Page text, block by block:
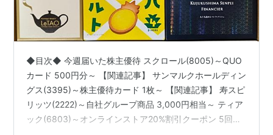
◆目次◆ 今週届いた株主優待 スクロール(8005)～QUO
カード 500円分～ 【関連記事】 サンマルクホールディン
グス(3395)～株主優待カード 1枚～ 【関連記事】 寿スピ
リッツ(2222)～自社グループ商品 3,000円相当～ ティア
ック(6803)～オンラインストア20%割引クーポン 5回分